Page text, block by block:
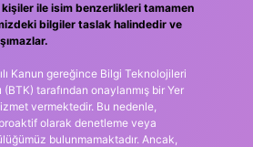
ile isim benzerlikleri tamamen
bilgiler taslak halindedir ve
Kanun gereğince Bilgi Teknolojileri
tarafından onaylanmış bir Yer
vermektedir. Bu nedenle,
olarak denetleme veya
bulunmamaktadır. Ancak,